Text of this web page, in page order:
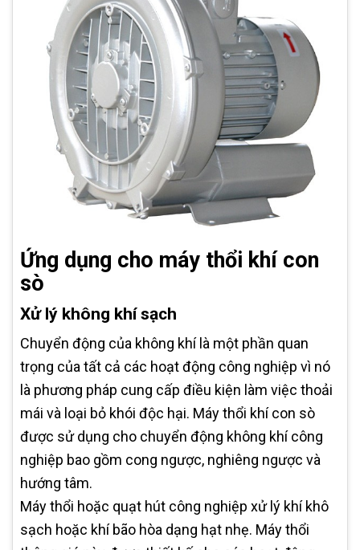
Ứng dụng cho máy thổi khí con
sò
Xử lý không khí sạch
Chuyển động của không khí là một phần quan
trọng của tất cả các hoạt động công nghiệp vì nó
là phương pháp cung cấp điều kiện làm việc thoải
mái và loại bỏ khói độc hại. Máy thổi khí con sò
được sử dụng cho chuyển động không khí công
nghiệp bao gồm cong ngược, nghiêng ngược và
hướng tâm.
Máy thổi hoặc quạt hút công nghiệp xử lý khí khô
sạch hoặc khí bão hòa dạng hạt nhẹ. Máy thổi